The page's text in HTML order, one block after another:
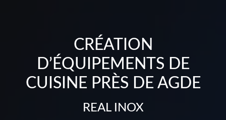
CRÉATION
D’ÉQUIPEMENTS DE
CUISINE PRÈS DE AGDE
REAL INOX